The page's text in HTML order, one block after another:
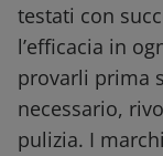
testati con
l’efficacia in
provarli prima
necessario,
pulizia. I